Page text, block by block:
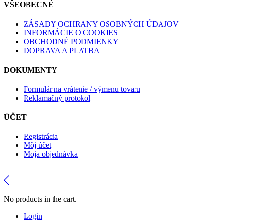
VŠEOBECNÉ
ZÁSADY OCHRANY OSOBNÝCH ÚDAJOV
INFORMÁCIE O COOKIES
OBCHODNÉ PODMIENKY
DOPRAVA A PLATBA
DOKUMENTY
Formulár na vrátenie / výmenu tovaru
Reklamačný protokol
ÚČET
Registrácia
Môj účet
Moja objednávka
No products in the cart.
Login